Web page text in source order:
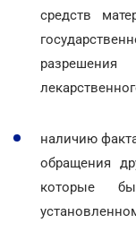
средств
наличию
обращения
которые